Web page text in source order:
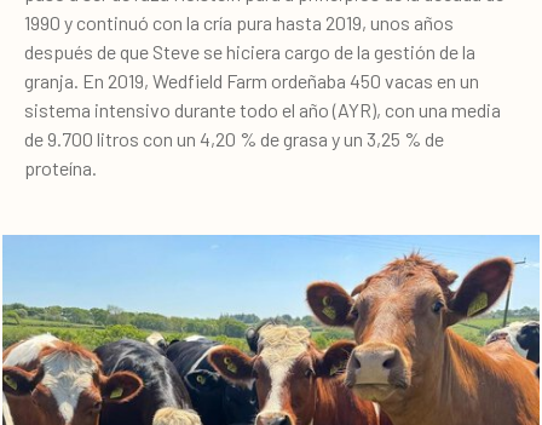
1990 y continuó con la cría pura hasta 2019, unos años
después de que Steve se hiciera cargo de la gestión de la
granja. En 2019, Wedfield Farm ordeñaba 450 vacas en un
sistema intensivo durante todo el año (AYR), con una media
de 9.700 litros con un 4,20 % de grasa y un 3,25 % de
proteína.